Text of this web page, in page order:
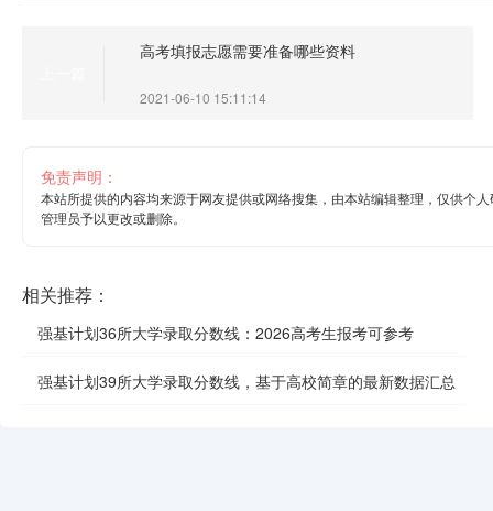
高考填报志愿需要准备哪些资料
2021-06-10 15:11:14
免责声明：
本站所提供的内容均来源于网友提供或网络搜集，由本站编辑整理，仅供个
管理员予以更改或删除。
相关推荐：
强基计划36所大学录取分数线：2026高考生报考可参考
强基计划39所大学录取分数线，基于高校简章的最新数据汇总